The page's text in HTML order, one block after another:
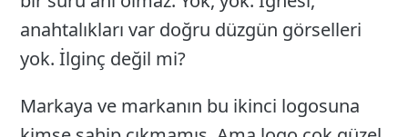
anahtalıkları var doğru düzgün görselleri
yok. İlginç değil mi?
Markaya ve markanın bu ikinci logosuna